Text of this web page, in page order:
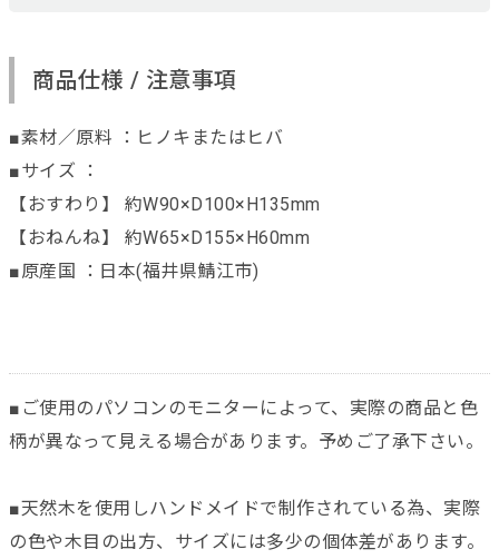
商品仕様 / 注意事項
■素材／原料 ：ヒノキまたはヒバ
■サイズ ：
【おすわり】 約W90×D100×H135mm
【おねんね】 約W65×D155×H60mm
■原産国 ：日本(福井県鯖江市)
■ご使用のパソコンのモニターによって、実際の商品と色
柄が異なって見える場合があります。予めご了承下さい。
■天然木を使用しハンドメイドで制作されている為、実際
の色や木目の出方、サイズには多少の個体差があります。